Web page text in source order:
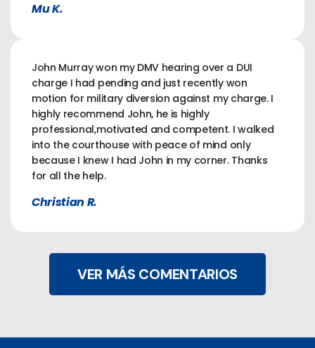
Mu K.
John Murray won my DMV hearing over a DUI
charge I had pending and just recently won
motion for military diversion against my charge. I
highly recommend John, he is highly
professional,motivated and competent. I walked
into the courthouse with peace of mind only
because I knew I had John in my corner. Thanks
for all the help.
Christian R.
VER MÁS COMENTARIOS